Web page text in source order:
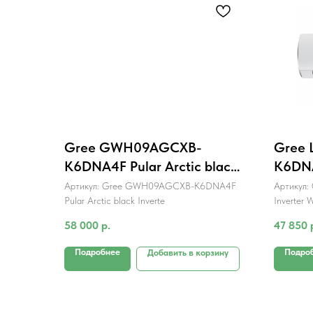
Gree GWH09AGCXB-
K6DNA4F Pular Arctic black
Inverter R32
Артикул: Gree GWH09AGCXB-K6DNA4F
Pular Arctic black Inverte
58 000 р.
Подробнее Добавить в корзину
Gree
Артикул:
Inverter
47 850